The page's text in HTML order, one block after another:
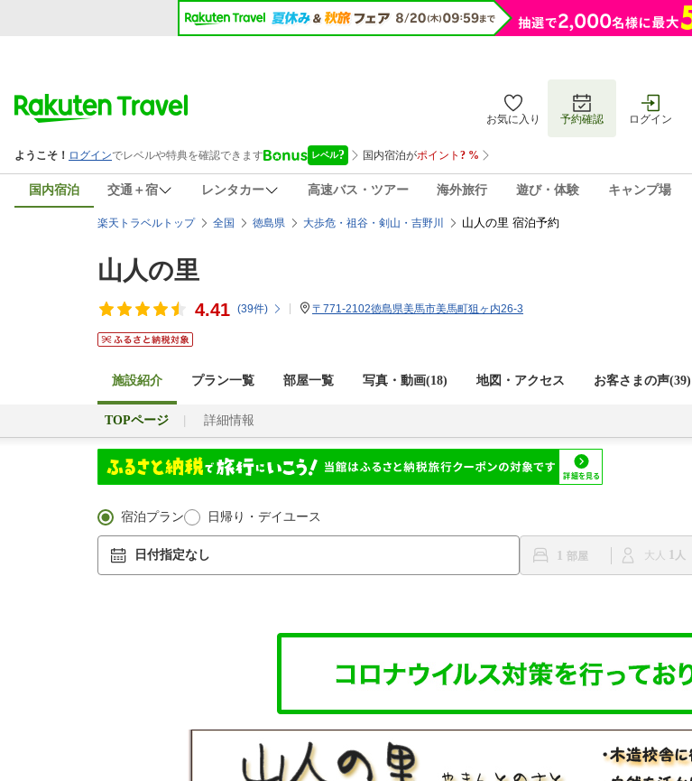
お気に入り 予約確認 ログイン
国内宿泊 交通＋宿 レンタカー 高速バス・ツアー 海外旅行 遊び・体験 キャンプ場
楽天トラベルトップ 全国 徳島県 大歩危・祖谷・剣山・吉野川 山人の里 宿泊予約
山人の里
4.41 (39件) 〒771-2102徳島県美馬市美馬町狙ヶ内26-3
施設紹介 プラン一覧 部屋一覧 写真・動画(18) 地図・アクセス お客さまの声(39)
TOPページ 詳細情報
宿泊プラン 日帰り・デイユース
日付指定なし 1 大人 1